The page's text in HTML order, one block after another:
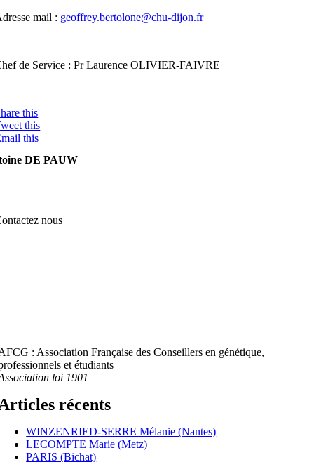
mail : geoffrey.bertolone@chu-dijon.fr
de Service : Pr Laurence OLIVIER-FAIVRE
this
this
this
DE PAUW
nous
: Association Française des Conseillers en génétique,
et étudiants
loi 1901
récents
WINZENRIED-SERRE Mélanie (Nantes)
LECOMPTE Marie (Metz)
PARIS (Bichat)